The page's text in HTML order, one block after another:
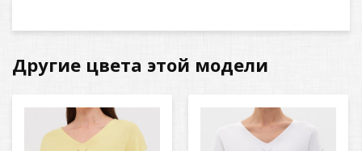
Другие цвета этой модели